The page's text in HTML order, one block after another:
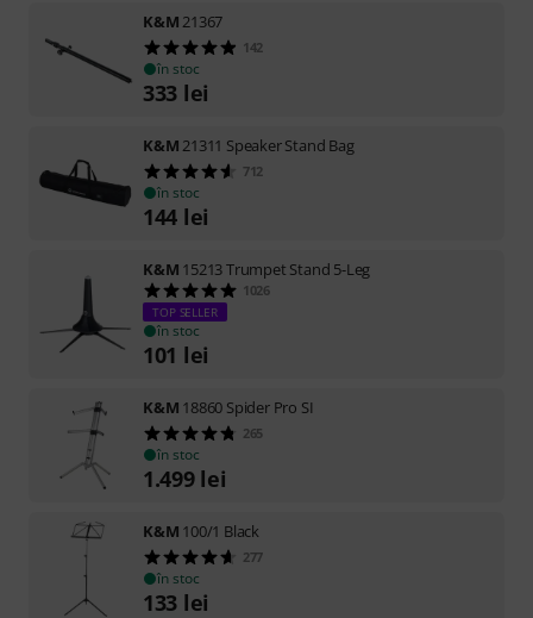
K&M 21367
142
în stoc
333 lei
K&M 21311 Speaker Stand Bag
712
în stoc
144 lei
K&M 15213 Trumpet Stand 5-Leg
1026
TOP SELLER
în stoc
101 lei
K&M 18860 Spider Pro SI
265
în stoc
1.499 lei
K&M 100/1 Black
277
în stoc
133 lei